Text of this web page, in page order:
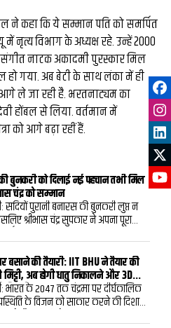
ने कहा कि ये सम्मान पति को समर्पित
नृत्य विभाग के अध्यक्ष रहे. उन्हें 2000
नाटक अकादमी पुरस्कार मिल
हो गया. अब बेटी के साथ लंका में ही
ले जा रही है. भरतनाट्यम का
होंबल से लिया. वर्तमान में
को आगे बढ़ा रहीं हैं.
बुनकरी को दिलाई नई पहचान तभी मिल
चंद्र को सम्मान
सदियों पुरानी बनारस की बुनकरी लुप्त न
श्रीभास चंद्र सुपकार ने अपना पूरा
की हैंडलूम कला को नई पहचान मिली
पूरी दुनिया पसंद रही है. श्रीभास चंद्र के
को सरकार ने भी स्वीकार किया और उन्हें
उन्हें एक बार फिर सम्मान देते हुए
दिवस पर सात अगस्त को राष्ट्रपति
होने वाले सम्मान समारोह में
बसाने की तैयारी: IIT BHU ने तैयार की
मिट्टी, अब होगी धातु निकालने और 3D
रिसर्च
भारत के 2047 तक चंद्रमा पर दीर्घकालिक
के विजन को साकार करने की दिशा